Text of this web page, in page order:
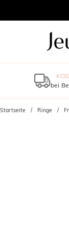
bei
Startseite Ringe